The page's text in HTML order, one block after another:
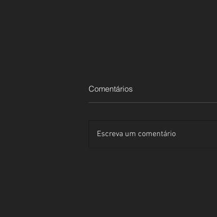
Comentários
Escreva um comentário